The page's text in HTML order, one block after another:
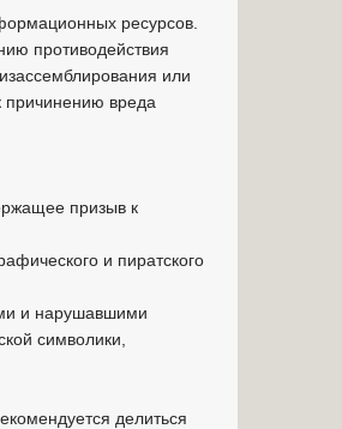
ресурсов.
противодействия
или
причинению вреда
призыв к
и пиратского
и нарушавшими
символики,
делиться